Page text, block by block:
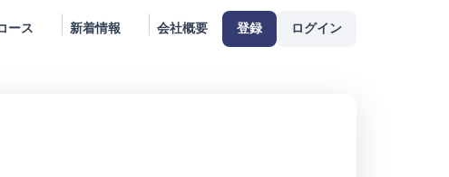
ース 新着情報 会社概要 登録 ログイン